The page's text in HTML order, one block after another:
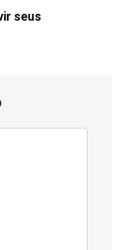
seus